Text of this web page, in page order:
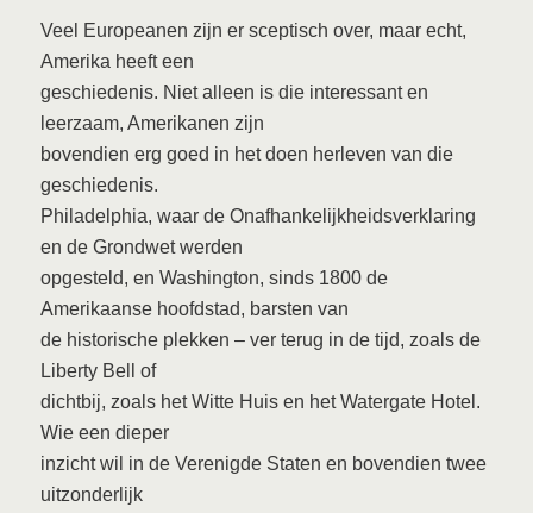
Veel Europeanen zijn er sceptisch over, maar echt,
Amerika heeft een
geschiedenis. Niet alleen is die interessant en
leerzaam, Amerikanen zijn
bovendien erg goed in het doen herleven van die
geschiedenis.
Philadelphia, waar de Onafhankelijkheidsverklaring
en de Grondwet werden
opgesteld, en Washington, sinds 1800 de
Amerikaanse hoofdstad, barsten van
de historische plekken – ver terug in de tijd, zoals de
Liberty Bell of
dichtbij, zoals het Witte Huis en het Watergate Hotel.
Wie een dieper
inzicht wil in de Verenigde Staten en bovendien twee
uitzonderlijk